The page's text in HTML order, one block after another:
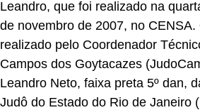
Leandro, que foi realizado na
de novembro de 2007, no CENSA.
realizado pelo Coordenador
Campos dos Goytacazes
Leandro Neto, faixa preta 5º dan,
Judô do Estado do Rio de Janeiro